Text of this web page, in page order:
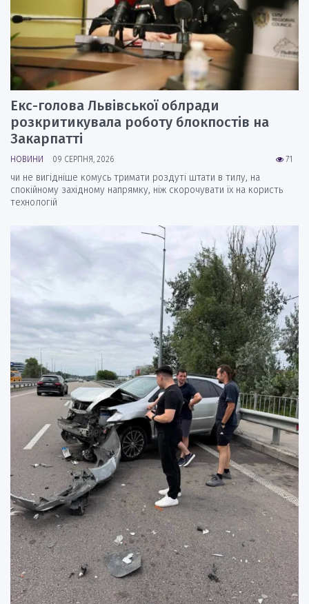
Екс-голова Львівської облради
розкритикувала роботу блокпостів на
Закарпатті
71
НОВИНИ 09 СЕРПНЯ, 2026
чи не вигідніше комусь тримати роздуті штати в тилу, на
спокійному західному напрямку, ніж скорочувати їх на користь
технологій